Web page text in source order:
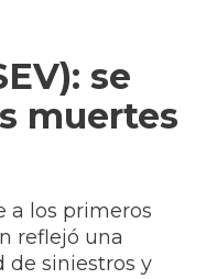
se
muertes
a los primeros
reflejó una
de siniestros y